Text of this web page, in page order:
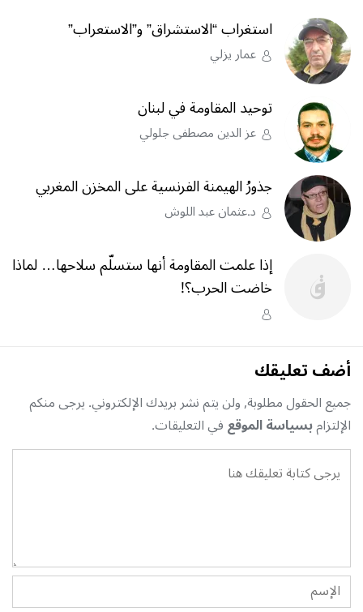
استغراب “الاستشراق” و”الاستعراب”
عمار يزلي
توحيد المقاومة في لبنان
عز الدين مصطفى جلولي
جذورُ الهيمنة الفرنسية على المخزن المغربي
د.عثمان عبد اللوش
إذا علمت المقاومة أنها ستسلّم سلاحها… لماذا
خاضت الحرب؟‎!‎
أضف تعليقك
جميع الحقول مطلوبة, ولن يتم نشر بريدك الإلكتروني. يرجى منكم
الإلتزامبسياسة الموقعفي التعليقات.